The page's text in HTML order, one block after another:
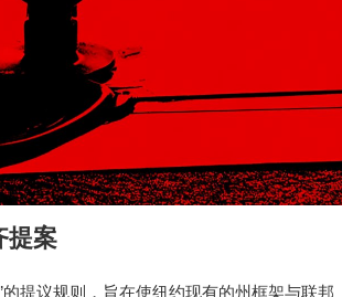
提案
提议规则，旨在使纽约现有的州框架与联邦